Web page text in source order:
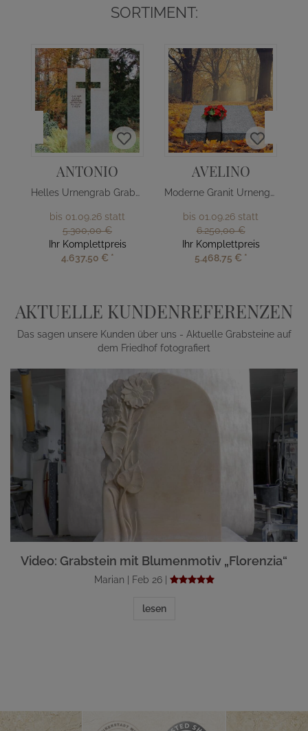
SORTIMENT:
ANTONIO
Helles Urnengrab Grabmal mit Kreuz
bis 01.09.26 statt
5.300,00 €
Ihr Komplettpreis
4.637,50 € *
AVELINO
Moderne Granit Urnengrab Liegeplatte
bis 01.09.26 statt
6.250,00 €
Ihr Komplettpreis
5.468,75 € *
AKTUELLE KUNDENREFERENZEN
Das sagen unsere Kunden über uns - Aktuelle Grabsteine auf
dem Friedhof fotografiert
Video: Grabstein mit Blumenmotiv „Florenzia“
Marian | Feb 26 |
lesen